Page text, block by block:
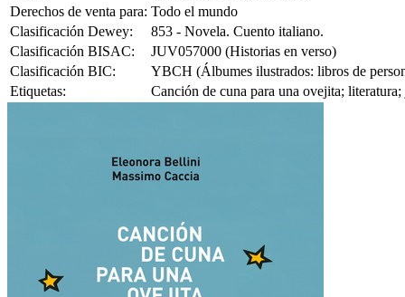
Derechos de venta para: Todo el mundo
Clasificación Dewey:
853 - Novela. Cuento italiano.
Clasificación BISAC:
JUV057000 (Historias en verso)
Clasificación BIC:
YBCH (Álbumes ilustrados: libros de
Etiquetas:
Canción de cuna para una ovejita;